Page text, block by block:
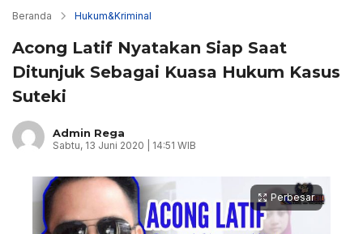
Beranda Hukum&Kriminal
Acong Latif Nyatakan Siap Saat
Ditunjuk Sebagai Kuasa Hukum Kasus
Suteki
Admin Rega
Sabtu, 13 Juni 2020 | 14:51 WIB
Perbesar